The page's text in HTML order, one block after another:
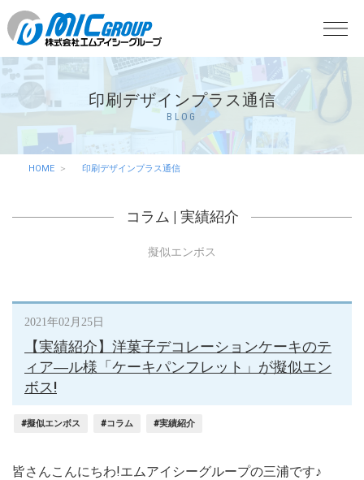
印刷デザインプラス通信
BLOG
HOME 印刷デザインプラス通信
コラム | 実績紹介
擬似エンボス
2021年02月25日
【実績紹介】洋菓子デコレーションケーキのテ
ィア―ル様「ケーキパンフレット」が擬似エン
ボス!
#擬似エンボス #コラム #実績紹介
皆さんこんにちわ!エムアイシーグループの三浦です♪